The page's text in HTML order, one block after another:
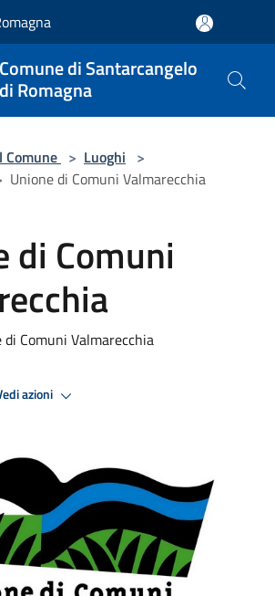
Comune di Santarcangelo
di Romagna
Comune > Luoghi >
Unione di Comuni Valmarecchia
di Comuni
di Comuni Valmarecchia
azioni